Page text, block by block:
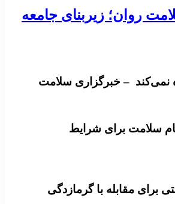
روان؛ زیربنای جامعه
نمی‌کند – خبرگزاری سلامت
سلامت برای شرایط
مقابله با گرمازدگی